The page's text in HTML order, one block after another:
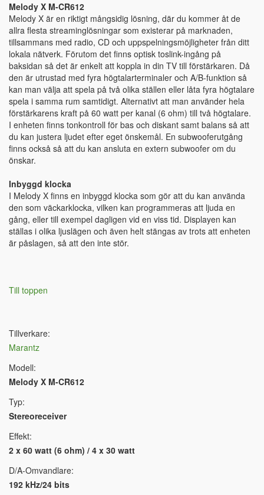
Melody X M-CR612
Melody X är en riktigt mångsidig lösning, där du kommer åt de
allra flesta streaminglösningar som existerar på marknaden,
tillsammans med radio, CD och uppspelningsmöjligheter från ditt
lokala nätverk. Förutom det finns optisk toslink-ingång på
baksidan så det är enkelt att koppla in din TV till förstärkaren. Då
den är utrustad med fyra högtalarterminaler och A/B-funktion så
kan man välja att spela på två olika ställen eller låta fyra högtalare
spela i samma rum samtidigt. Alternativt att man använder hela
förstärkarens kraft på 60 watt per kanal (6 ohm) till två högtalare.
I enheten finns tonkontroll för bas och diskant samt balans så att
du kan justera ljudet efter eget önskemål. En subwooferutgång
finns också så att du kan ansluta en extern subwoofer om du
önskar.
Inbyggd klocka
I Melody X finns en inbyggd klocka som gör att du kan använda
den som väckarklocka, vilken kan programmeras att ljuda en
gång, eller till exempel dagligen vid en viss tid. Displayen kan
ställas i olika ljuslägen och även helt stängas av trots att enheten
är påslagen, så att den inte stör.
Till toppen
Tillverkare:
Marantz
Modell:
Melody X M-CR612
Typ:
Stereoreceiver
Effekt:
2 x 60 watt (6 ohm) / 4 x 30 watt
D/A-Omvandlare:
192 kHz/24 bits